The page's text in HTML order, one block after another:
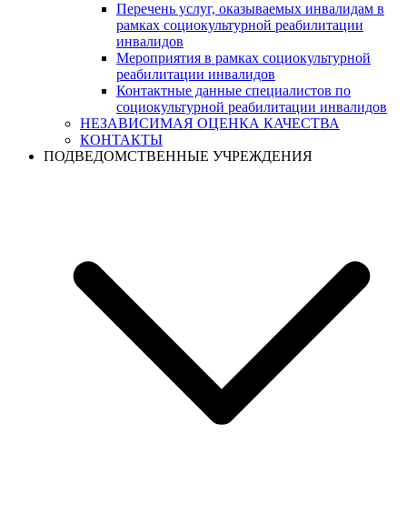
Перечень услуг, оказываемых инвалидам в
рамках социокультурной реабилитации
инвалидов
Мероприятия в рамках социокультурной
реабилитации инвалидов
Контактные данные специалистов по
социокультурной реабилитации инвалидов
НЕЗАВИСИМАЯ ОЦЕНКА КАЧЕСТВА
КОНТАКТЫ
ПОДВЕДОМСТВЕННЫЕ УЧРЕЖДЕНИЯ